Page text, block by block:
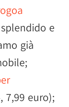
e
già
7,99 euro);